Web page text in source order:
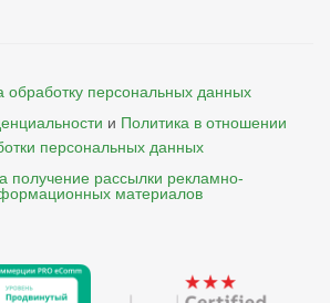
обработку персональных данных
и Политика в отношении
персональных данных
получение рассылки рекламно-
информационных материалов